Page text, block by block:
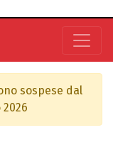
sospese dal